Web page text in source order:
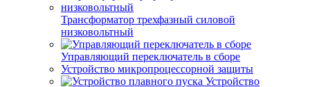
Трансформатор трехфазный силовой
низковольтный
Управляющий переключатель в сборе
Устройство микропроцессорной защиты
Устройство